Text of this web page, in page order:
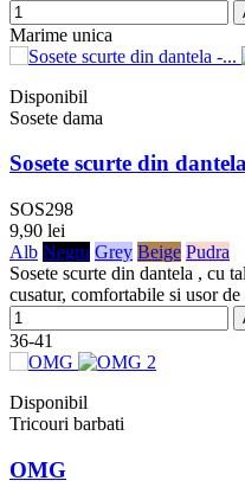
Marime unica
Disponibil
Sosete dama
Sosete scurte din
SOS298
9,90 lei
Alb Negru Grey Beige Pudra
Sosete scurte din dantela , cu
cusatur, comfortabile si usor
36-41
Disponibil
Tricouri barbati
OMG